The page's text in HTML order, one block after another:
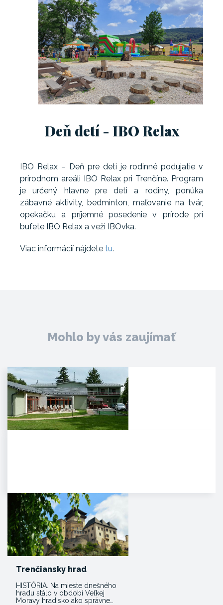
Deň detí - IBO Relax
IBO Relax – Deň pre deti je rodinné podujatie v
prírodnom areáli IBO Relax pri Trenčíne. Program
je určený hlavne pre deti a rodiny, ponúka
zábavné aktivity, bedminton, maľovanie na tvár,
opekačku a príjemné posedenie v prírode pri
bufete IBO Relax a veži IBOvka.
Viac informácií nájdete tu.
Mohlo by vás zaujímať
Trenčiansky hrad
HISTÓRIA. Na mieste dnešného
hradu stálo v období Veľkej
Moravy hradisko ako správne…